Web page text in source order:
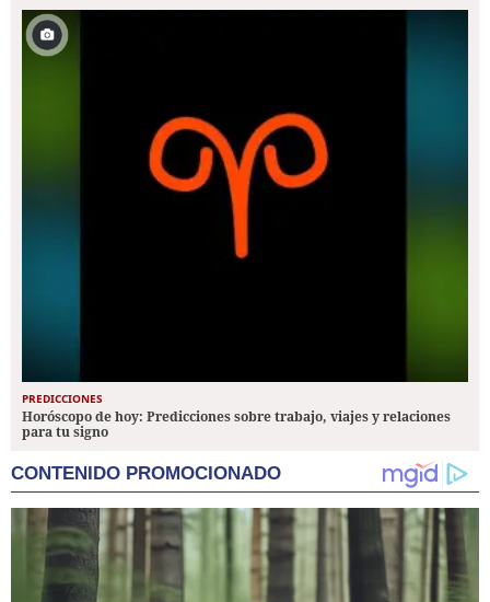
PREDICCIONES
Horóscopo de hoy: Predicciones sobre trabajo, viajes y relaciones
para tu signo
CONTENIDO PROMOCIONADO